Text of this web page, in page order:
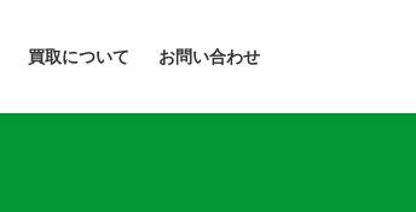
買取について お問い合わせ